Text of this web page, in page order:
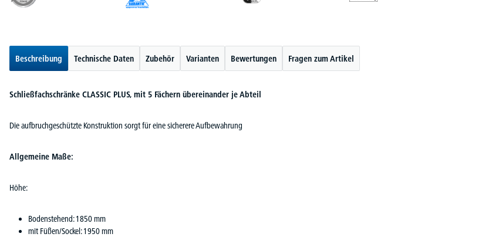
Beschreibung Technische Daten Zubehör Varianten Bewertungen Fragen zum Artikel
Schließfachschränke CLASSIC PLUS, mit 5 Fächern übereinander je Abteil
Die aufbruchgeschützte Konstruktion sorgt für eine sicherere Aufbewahrung
Allgemeine Maße:
Höhe:
Bodenstehend: 1850 mm
mit Füßen/Sockel: 1950 mm